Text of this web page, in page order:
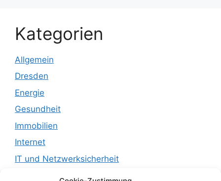
Kategorien
Allgemein
Dresden
Energie
Gesundheit
Immobilien
Internet
IT und Netzwerksicherheit